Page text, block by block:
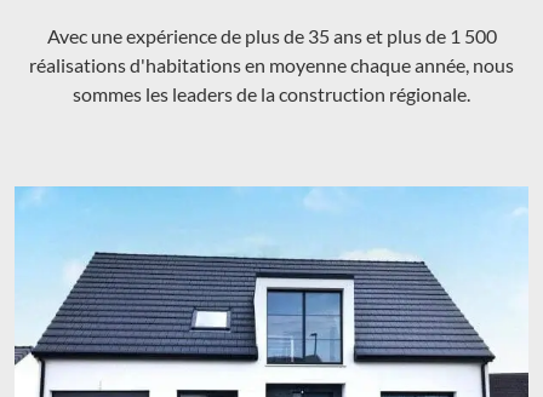
Avec une expérience de plus de 35 ans et plus de 1 500
réalisations d'habitations en moyenne chaque année, nous
sommes les leaders de la construction régionale.